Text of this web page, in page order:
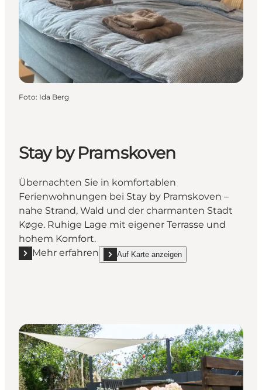
Foto: Ida Berg
Stay by Pramskoven
Übernachten Sie in komfortablen
Ferienwohnungen bei Stay by Pramskoven –
nahe Strand, Wald und der charmanten Stadt
Køge. Ruhige Lage mit eigener Terrasse und
hohem Komfort.
Mehr erfahren
Mehr erfahren "Stay by Pramskoven"
Auf Karte anzeigen
show Stay by Pramskoven on_map